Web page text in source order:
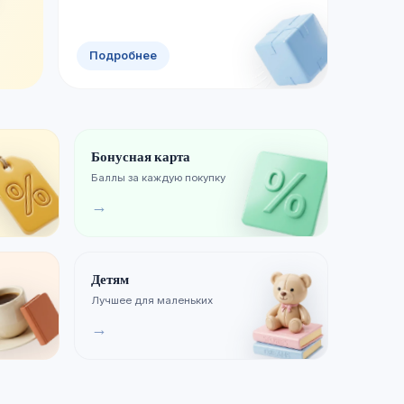
Хиты продаж
Подробнее
Бонусная карта
Баллы за каждую покупку
→
Детям
Лучшее для маленьких
→